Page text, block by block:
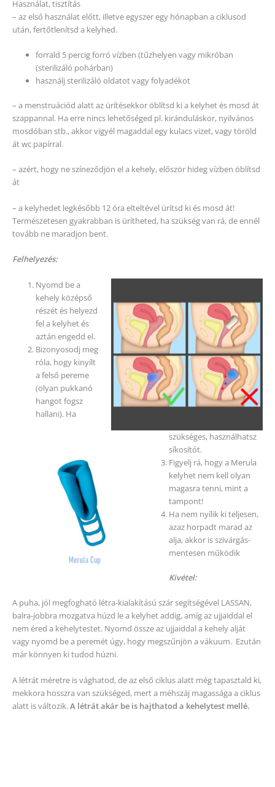
Használat, tisztítás
– az első használat előtt, illetve egyszer egy hónapban a ciklusod
után, fertőtlenítsd a kelyhed.
forrald 5 percig forró vízben (tűzhelyen vagy mikróban
(sterilizáló pohárban)
használj sterilizáló oldatot vagy folyadékot
– a menstruációd alatt az ürítésekkor öblítsd ki a kelyhet és mosd át
szappannal. Ha erre nincs lehetőséged pl. kiránduláskor, nyilvános
mosdóban stb., akkor vigyél magaddal egy kulacs vizet, vagy töröld
át wc papírral.
– azért, hogy ne színeződjön el a kehely, először hideg vízben öblítsd
át
– a kelyhedet legkésőbb 12 óra elteltével ürítsd ki és mosd át!
Természetesen gyakrabban is ürítheted, ha szükség van rá, de ennél
tovább ne maradjon bent.
Felhelyezés:
Nyomd be a
kehely középső
részét és helyezd
fel a kelyhet és
aztán engedd el.
Bizonyosodj meg
róla, hogy kinyílt
a felső pereme
(olyan pukkanó
hangot fogsz
hallani). Ha
szükséges, használhatsz
síkosítót.
Figyelj rá, hogy a Merula
kelyhet nem kell olyan
magasra tenni, mint a
tampont!
Ha nem nyílik ki teljesen,
azaz horpadt marad az
alja, akkor is szivárgás-
mentesen működik
Kivétel:
A puha, jól megfogható létra-kialakítású szár segítségével LASSAN,
balra-jobbra mozgatva húzd le a kelyhet addig, amíg az ujjaiddal el
nem éred a kehelytestet. Nyomd össze az ujjaiddal a kehely alját
vagy nyomd be a peremét úgy, hogy megszűnjön a vákuum. Ezután
már könnyen ki tudod húzni.
A létrát méretre is vághatod, de az első ciklus alatt még tapasztald ki,
mekkora hosszra van szükséged, mert a méhszáj magassága a ciklus
alatt is változik.A létrát akár be is hajthatod a kehelytest mellé.